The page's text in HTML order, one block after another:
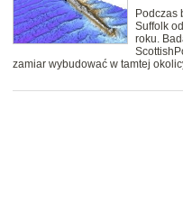
Podczas
Suffolk
roku.
zamiar wybudować w tamtej